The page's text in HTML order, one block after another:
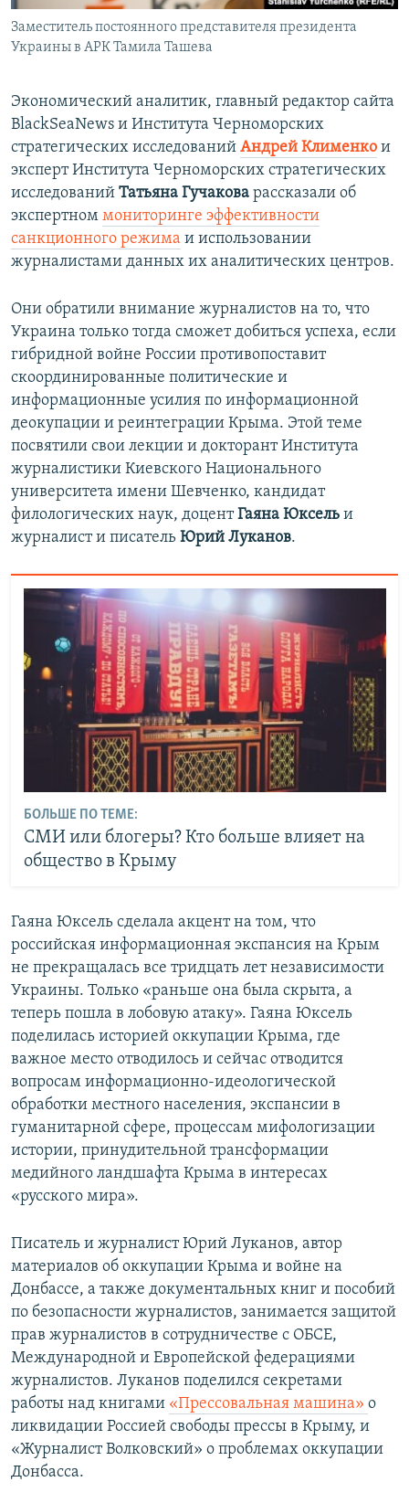
Заместитель постоянного представителя президента
Украины в АРК Тамила Ташева
Экономический аналитик, главный редактор сайта
BlackSeaNews и Института Черноморских
стратегических исследований Андрей Клименко и
эксперт Института Черноморских стратегических
исследований Татьяна Гучакова рассказали об
экспертном мониторинге эффективности
санкционного режима и использовании
журналистами данных их аналитических центров.
Они обратили внимание журналистов на то, что
Украина только тогда сможет добиться успеха, если
гибридной войне России противопоставит
скоординированные политические и
информационные усилия по информационной
деокупации и реинтеграции Крыма. Этой теме
посвятили свои лекции и докторант Института
журналистики Киевского Национального
университета имени Шевченко, кандидат
филологических наук, доцентГаяна Юксель и
журналист и писатель Юрий Луканов.
БОЛЬШЕ ПО ТЕМЕ:
СМИ или блогеры? Кто больше влияет на
общество в Крыму
Гаяна Юксель сделала акцент на том, что
российская информационная экспансия на Крым
не прекращалась все тридцать лет независимости
Украины. Только «раньше она была скрыта, а
теперь пошла в лобовую атаку». Гаяна Юксель
поделилась историей оккупации Крыма, где
важное место отводилось и сейчас отводится
вопросам информационно-идеологической
обработки местного населения, экспансии в
гуманитарной сфере, процессам мифологизации
истории, принудительной трансформации
медийного ландшафта Крыма в интересах
«русского мира».
Писатель и журналист Юрий Луканов, автор
материалов об оккупации Крыма и войне на
Донбассе, а также документальных книг и пособий
по безопасности журналистов, занимается защитой
прав журналистов в сотрудничестве с ОБСЕ,
Международной и Европейской федерациями
журналистов. Луканов поделился секретами
работы над книгами «Прессовальная машина» о
ликвидации Россией свободы прессы в Крыму, и
«Журналист Волковский» о проблемах оккупации
Донбасса.